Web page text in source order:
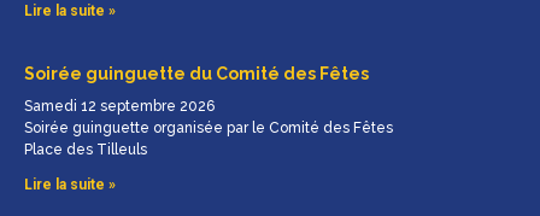
Lire la suite »
Soirée guinguette du Comité des Fêtes
Samedi 12 septembre 2026
Soirée guinguette organisée par le Comité des Fêtes
Place des Tilleuls
Lire la suite »